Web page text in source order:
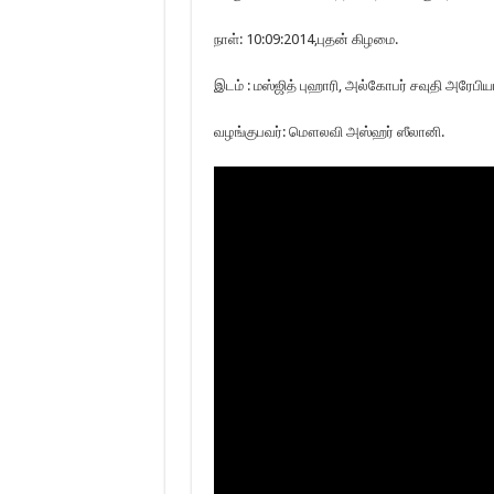
நாள்: 10:09:2014,புதன் கிழமை.
இடம் : மஸ்ஜித் புஹாரி, அல்கோபர் சவுதி
வழங்குபவர்: மௌலவி அஸ்ஹர் ஸீலானி.